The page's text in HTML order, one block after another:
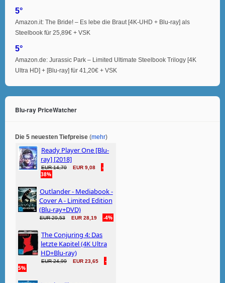
5°
Amazon.it: The Bride! – Es lebe die Braut [4K-UHD + Blu-ray] als
Steelbook für 25,89€ + VSK
5°
Amazon.de: Jurassic Park – Limited Ultimate Steelbook Trilogy [4K
Ultra HD] + [Blu-ray] für 41,20€ + VSK
Blu-ray PriceWatcher
Die 5 neuesten Tiefpreise (mehr)